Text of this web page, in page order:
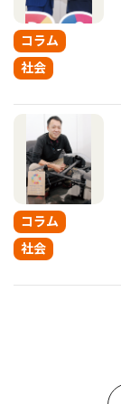
コラム
社会
コラム
社会